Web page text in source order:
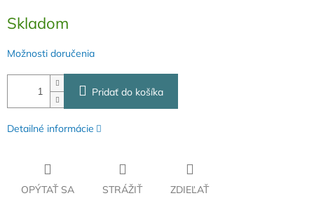
cena:
Skladom
Možnosti doručenia
Pridať do košíka
Detailné informácie
OPÝTAŤ SA STRÁŽIŤ ZDIEĽAŤ